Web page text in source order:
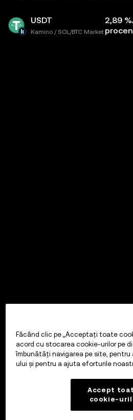
USDT
Kamino / SOL/BTC Market
2,89
Făcând clic pe „Acceptați toate
acord cu stocarea cookie-urilor pe
îmbunătăți navigarea pe site,
ului și pentru a ajuta eforturile
Accept
cookie-